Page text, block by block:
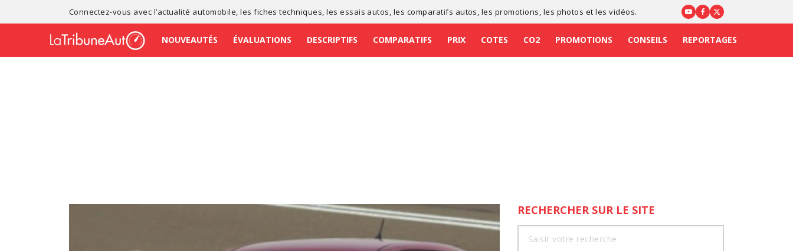
Connectez-vous avec l’actualité automobile , lesfiches techniques , lesessais autos , les comparatifs autos , les promotions , les photos et les vidéos.
NOUVEAUTÉS ÉVALUATIONS DESCRIPTIFS COMPARATIFS PRIX COTES CO2 PROMOTIONS CONSEILS REPORTAGES
RECHERCHER SUR LE SITE